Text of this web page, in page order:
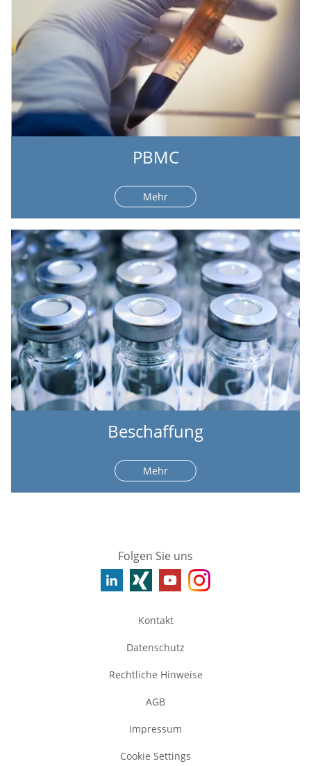
PBMC
Mehr
Beschaffung
Mehr
Folgen Sie uns
Kontakt
Datenschutz
Rechtliche Hinweise
AGB
Impressum
Cookie Settings